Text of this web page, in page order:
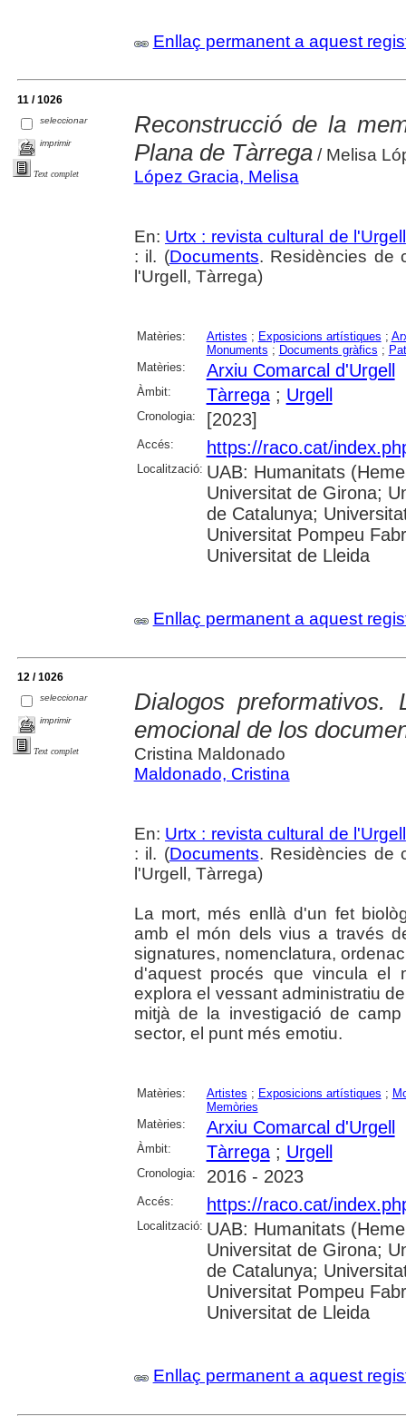
Enllaç permanent a aquest
11 / 1026
seleccionar
imprimir
Text complet
Reconstrucció de la
Plana de Tàrrega/ Melisa
López Gracia, Melisa
En: Urtx : revista cultural de l'Urgell
: il. (Documents. Residències de
l'Urgell, Tàrrega)
Matèries: Artistes ; Exposicions artístiques ;
Monuments ; Documents gràfics ;
Matèries:
Arxiu Comarcal d'Urgell
Àmbit: Tàrrega; Urgell
Cronologia: [2023]
Accés: https://raco.cat/
Localització: UAB: Humanitats
Universitat de Girona;
de Catalunya;
Universitat Pompeu
Universitat de Lleida
Enllaç permanent a aquest
12 / 1026
seleccionar
imprimir
Text complet
Dialogos
emocional de los
Cristina Maldonado
Maldonado, Cristina
En: Urtx : revista cultural de l'Urgell
: il. (Documents. Residències de
l'Urgell, Tàrrega)
La mort, més enllà d'un fet
amb el món dels vius a través
signatures, nomenclatura,
d'aquest procés que vincula el
explora el vessant administratiu
mitjà de la investigació de
sector, el punt més emotiu.
Matèries: Artistes ; Exposicions artístiques ;
Memòries
Matèries:
Arxiu Comarcal d'Urgell
Àmbit: Tàrrega; Urgell
Cronologia: 2016 - 2023
Accés: https://raco.cat/
Localització: UAB: Humanitats
Universitat de Girona;
de Catalunya;
Universitat Pompeu
Universitat de Lleida
Enllaç permanent a aquest